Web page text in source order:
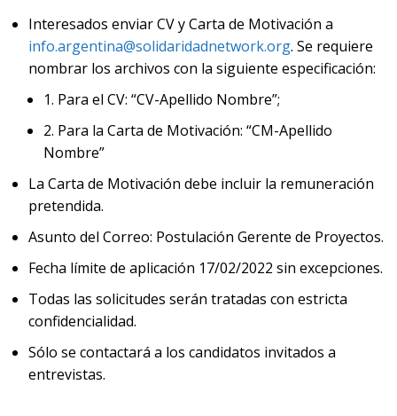
Interesados enviar CV y Carta de Motivación a
info.argentina@solidaridadnetwork.org. Se requiere
nombrar los archivos con la siguiente especificación:
1. Para el CV: “CV-Apellido Nombre”;
2. Para la Carta de Motivación: “CM-Apellido
Nombre”
La Carta de Motivación debe incluir la remuneración
pretendida.
Asunto del Correo: Postulación Gerente de Proyectos.
Fecha límite de aplicación 17/02/2022 sin excepciones.
Todas las solicitudes serán tratadas con estricta
confidencialidad.
Sólo se contactará a los candidatos invitados a
entrevistas.